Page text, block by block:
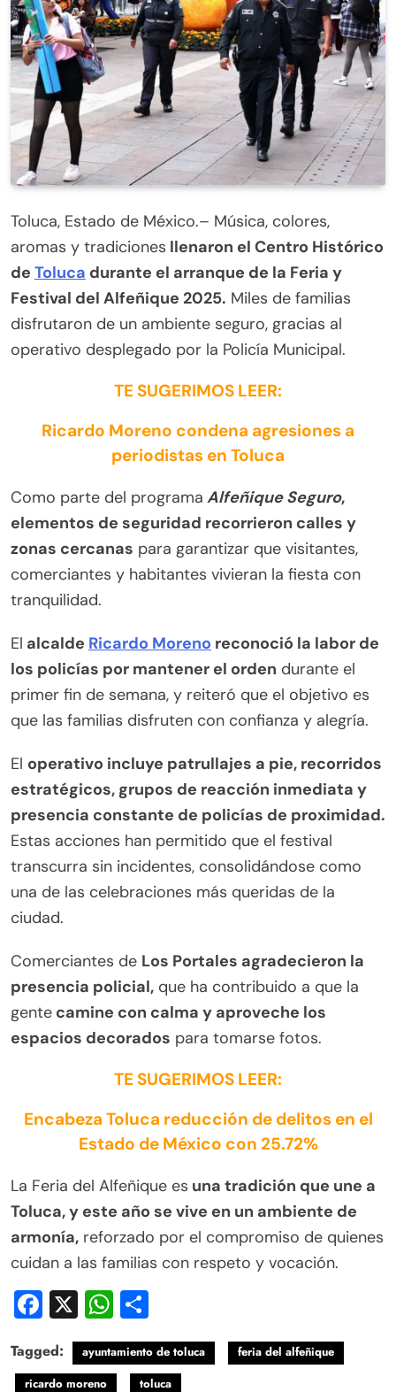
Toluca, Estado de México.– Música, colores,
aromas y tradiciones llenaron el Centro Histórico
de Toluca durante el arranque de la Feria y
Festival del Alfeñique 2025. Miles de familias
disfrutaron de un ambiente seguro, gracias al
operativo desplegado por la Policía Municipal.
TE SUGERIMOS LEER:
Ricardo Moreno condena agresiones a
periodistas en Toluca
Como parte del programa Alfeñique Seguro,
elementos de seguridad recorrieron calles y
zonas cercanas para garantizar que visitantes,
comerciantes y habitantes vivieran la fiesta con
tranquilidad.
El alcalde Ricardo Moreno reconoció la labor de
los policías por mantener el orden durante el
primer fin de semana, y reiteró que el objetivo es
que las familias disfruten con confianza y alegría.
El operativo incluye patrullajes a pie, recorridos
estratégicos, grupos de reacción inmediata y
presencia constante de policías de proximidad.
Estas acciones han permitido que el festival
transcurra sin incidentes, consolidándose como
una de las celebraciones más queridas de la
ciudad.
Comerciantes de Los Portales agradecieron la
presencia policial, que ha contribuido a que la
gente camine con calma y aproveche los
espacios decorados para tomarse fotos.
TE SUGERIMOS LEER:
Encabeza Toluca reducción de delitos en el
Estado de México con 25.72%
La Feria del Alfeñique es una tradición que une a
Toluca, y este año se vive en un ambiente de
armonía, reforzado por el compromiso de quienes
cuidan a las familias con respeto y vocación.
Facebook
X WhatsApp
Tagged: ayuntamiento de toluca
feria del alfeñique
ricardo moreno
toluca